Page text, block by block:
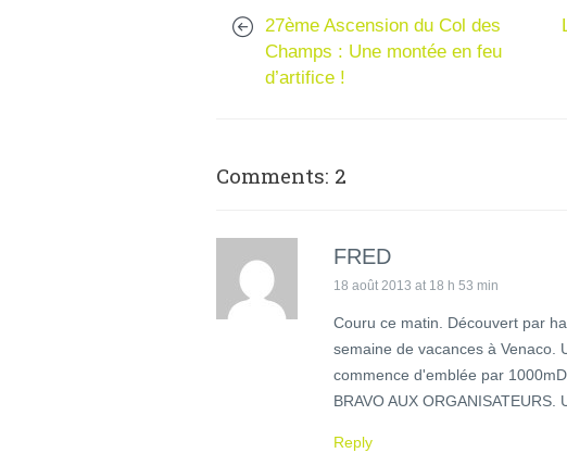
27ème Ascension du Col des
Champs : Une montée en feu
d’artifice !
Comments: 2
FRED
18 août 2013 at 18 h 53 min
Couru ce matin. Découvert par
semaine de vacances à Venaco.
commence d'emblée par
BRAVO AUX ORGANISATEURS.
Reply